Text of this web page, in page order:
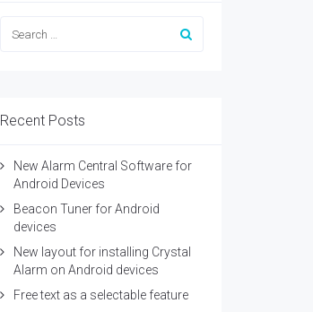
Recent Posts
New Alarm Central Software for
Android Devices
Beacon Tuner for Android
devices
New layout for installing Crystal
Alarm on Android devices
Free text as a selectable feature